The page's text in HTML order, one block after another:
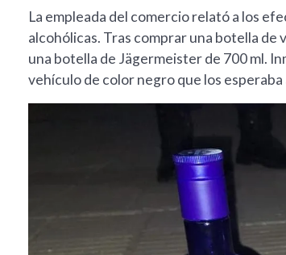
La empleada del comercio relató a los
alcohólicas. Tras comprar una botella
una botella de Jägermeister de 700 ml.
vehículo de color negro que los